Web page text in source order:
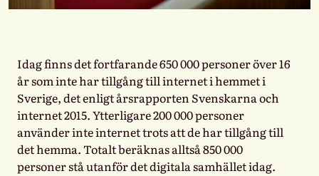
Idag finns det fortfarande 650 000 personer över 16
år som inte har tillgång till internet i hemmet i
Sverige, det enligt årsrapporten Svenskarna och
internet 2015. Ytterligare 200 000 personer
använder inte internet trots att de har tillgång till
det hemma. Totalt beräknas alltså 850 000
personer stå utanför det digitala samhället idag.